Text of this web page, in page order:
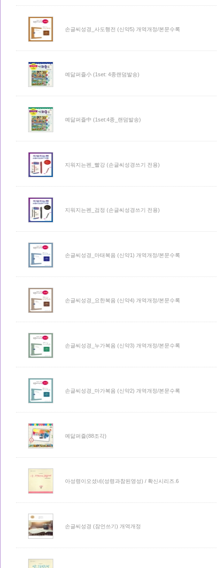
손글씨성경_사도행전 (신약5) 개역개정/본문수록
예닮퍼즐小 (1set: 4종랜덤발송)
예닮퍼즐中 (1set:4종_랜덤발송)
지워지는펜_빨강 (손글씨성경쓰기 전용)
지워지는펜_검정 (손글씨성경쓰기 전용)
손글씨성경_마태복음 (신약1) 개역개정/본문수록
손글씨성경_요한복음 (신약4) 개역개정/본문수록
손글씨성경_누가복음 (신약3) 개역개정/본문수록
손글씨성경_마가복음 (신약2) 개역개정/본문수록
예닮퍼즐(88조각)
아성령이오셨네(성령과참된영성) / 확신시리즈.6
손글씨성경 (잠언쓰기) 개역개정